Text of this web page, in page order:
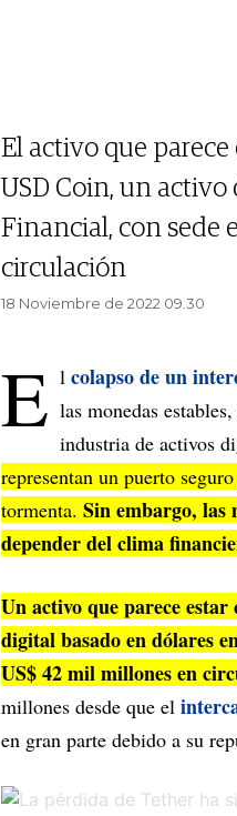
El activo que
USD Coin, un
Financial, con sede
circulación
18 Noviembre de 2022 09.30
E l colapso de un
las monedas
industria de activos
representan un puerto
tormenta. Sin embargo, las
depender del clima
Un activo que parece
digital basado en dólares
US$ 42 mil millones en
millones desde que el
en gran parte debido a su